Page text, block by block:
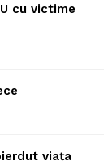
cu victime
viața